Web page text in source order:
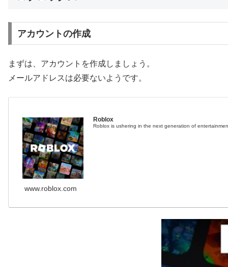
アカウントの作成
まずは、アカウントを作成しましょう。
メールアドレスは必要ないようです。
Roblox
Roblox is ushering in the next generation of
www.roblox.com